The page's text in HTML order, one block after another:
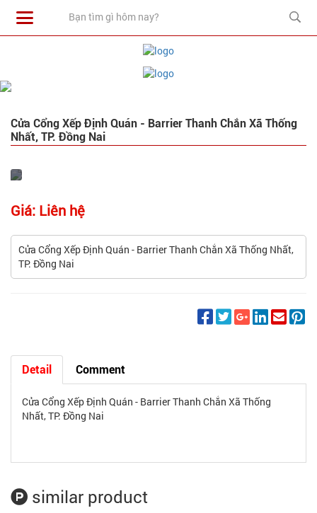
Cửa Cổng Xếp Định Quán - Barrier Thanh Chắn Xã Thống
Nhất, TP. Đồng Nai
Giá: Liên hệ
Cửa Cổng Xếp Định Quán - Barrier Thanh Chắn Xã Thống Nhất,
TP. Đồng Nai
Detail Comment
Cửa Cổng Xếp Định Quán - Barrier Thanh Chắn Xã Thống
Nhất, TP. Đồng Nai
similar product